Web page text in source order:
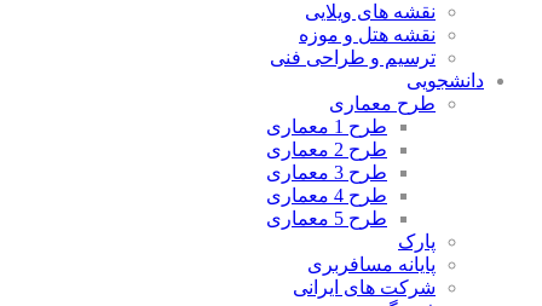
نقشه های ویلایی
نقشه هتل و موزه
ترسیم و طراحی فنی
طرح معماری
پایانه مسافربری
شرکت های ایرانی